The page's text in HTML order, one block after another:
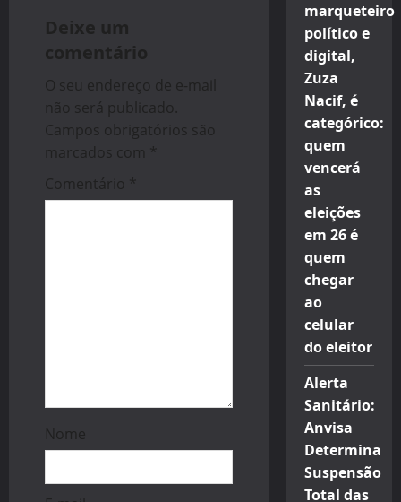
g
a
t
i
o
n
Deixe um
comentário
O seu endereço de e-mail
não será publicado.
Campos obrigatórios são
marcados com *
Comentário *
Nome
marqueteiro
político e
digital,
Zuza
Nacif, é
categórico:
quem
vencerá
as
eleições
em 26 é
quem
chegar
ao
celular
do eleitor
Alerta
Sanitário:
Anvisa
Determina
Suspensão
Total das